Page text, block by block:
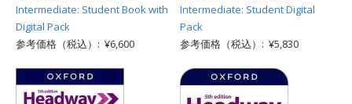
Intermediate: Student Book with
Digital Pack
参考価格（税込）: ¥6,600
Intermediate: Student Digital
Pack
参考価格（税込）: ¥5,830